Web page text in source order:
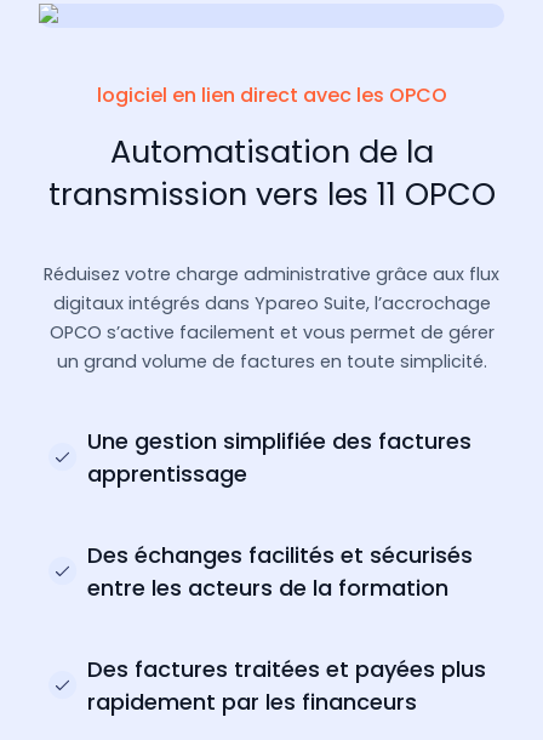
logiciel en lien direct avec les OPCO
Automatisation de la
transmission vers les 11 OPCO
Réduisez votre charge administrative grâce aux flux
digitaux intégrés dans Ypareo Suite, l’accrochage
OPCO s’active facilement et vous permet de gérer
un grand volume de factures en toute simplicité.
Une gestion simplifiée des factures
apprentissage
Des échanges facilités et sécurisés
entre les acteurs de la formation
Des factures traitées et payées plus
rapidement par les financeurs